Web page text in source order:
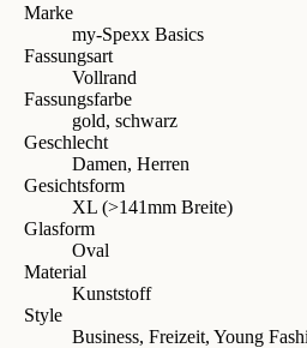
Marke
my-Spexx Basics
Fassungsart
Vollrand
Fassungsfarbe
gold, schwarz
Geschlecht
Damen, Herren
Gesichtsform
XL (>141mm Breite)
Glasform
Oval
Material
Kunststoff
Style
Business, Freizeit, Young